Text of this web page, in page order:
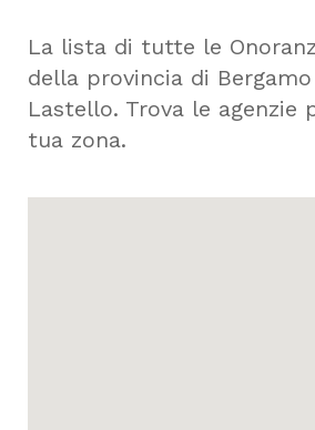
La lista di tutte le
della provincia di
Lastello. Trova le agenzie
tua zona.